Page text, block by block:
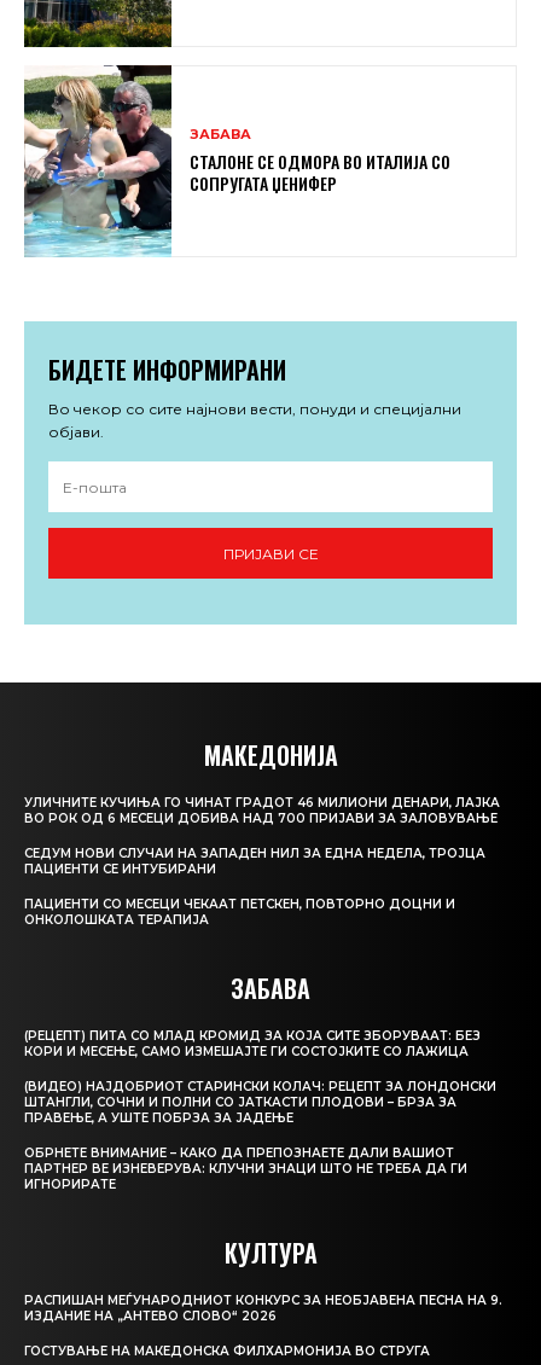
ЗАБАВА
СТАЛОНЕ СЕ ОДМОРА ВО ИТАЛИЈА СО
СОПРУГАТА ЏЕНИФЕР
БИДЕТЕ ИНФОРМИРАНИ
Во чекор со сите најнови вести, понуди и специјални
објави.
ПРИЈАВИ СЕ
МАКЕДОНИЈА
УЛИЧНИТЕ КУЧИЊА ГО ЧИНАТ ГРАДОТ 46 МИЛИОНИ ДЕНАРИ, ЛАЈКА
ВО РОК ОД 6 МЕСЕЦИ ДОБИВА НАД 700 ПРИЈАВИ ЗА ЗАЛОВУВАЊЕ
СЕДУМ НОВИ СЛУЧАИ НА ЗАПАДЕН НИЛ ЗА ЕДНА НЕДЕЛА, ТРОЈЦА
ПАЦИЕНТИ СЕ ИНТУБИРАНИ
ПАЦИЕНТИ СО МЕСЕЦИ ЧЕКААТ ПЕТСКЕН, ПОВТОРНО ДОЦНИ И
ОНКОЛОШКАТА ТЕРАПИЈА
ЗАБАВА
(РЕЦЕПТ) ПИТА СО МЛАД КРОМИД ЗА КОЈА СИТЕ ЗБОРУВААТ: БЕЗ
КОРИ И МЕСЕЊЕ, САМО ИЗМЕШАЈТЕ ГИ СОСТОЈКИТЕ СО ЛАЖИЦА
(ВИДЕО) НАЈДОБРИОТ СТАРИНСКИ КОЛАЧ: РЕЦЕПТ ЗА ЛОНДОНСКИ
ШТАНГЛИ, СОЧНИ И ПОЛНИ СО ЈАТКАСТИ ПЛОДОВИ – БРЗА ЗА
ПРАВЕЊЕ, А УШТЕ ПОБРЗА ЗА ЈАДЕЊЕ
ОБРНЕТЕ ВНИМАНИЕ – КАКО ДА ПРЕПОЗНАЕТЕ ДАЛИ ВАШИОТ
ПАРТНЕР ВЕ ИЗНЕВЕРУВА: КЛУЧНИ ЗНАЦИ ШТО НЕ ТРЕБА ДА ГИ
ИГНОРИРАТЕ
КУЛТУРА
РАСПИШАН МЕЃУНАРОДНИОТ КОНКУРС ЗА НЕОБЈАВЕНА ПЕСНА НА 9.
ИЗДАНИЕ НА „АНТЕВО СЛОВО“ 2026
ГОСТУВАЊЕ НА МАКЕДОНСКА ФИЛХАРМОНИЈА ВО СТРУГА